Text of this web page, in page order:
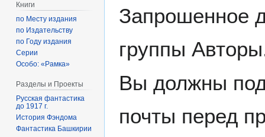
Запрошенное
группы
Вы должны
почты перед
Книги
по Месту издания
по Издательству
по Году издания
Серии
Особо: «Рамка»
Разделы и Проекты
Русская фантастика
до 1917 г.
История Фэндома
Фантастика Башкирии